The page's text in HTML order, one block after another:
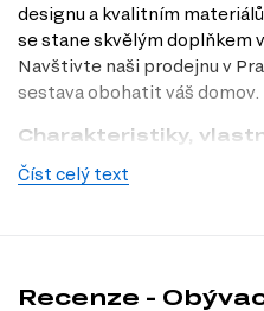
designu a kvalitním
se stane skvělým doplňkem
Navštivte naši prodejnu v
sestava obohatit váš domov.
Charakteristiky,
Velikost. S rozměry 270 cm na
Kvalitní materiály.Použití
Číst celý text
Recenze -